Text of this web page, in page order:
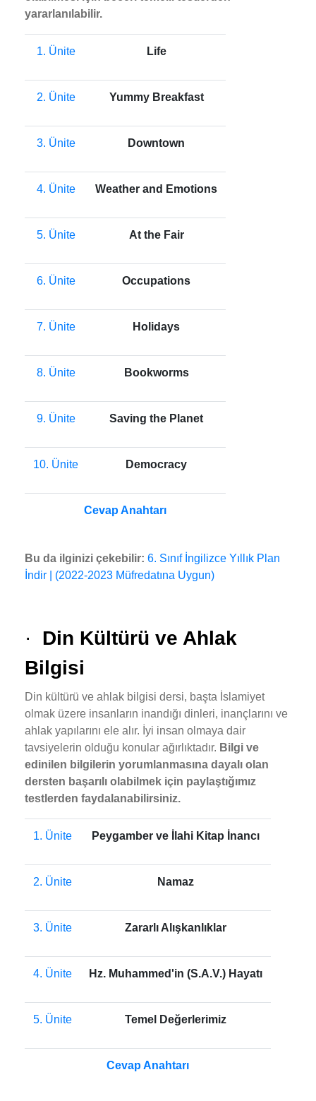
yararlanılabilir.
1. Ünite Life
2. Ünite Yummy Breakfast
3. Ünite Downtown
4. Ünite Weather and Emotions
5. Ünite At the Fair
6. Ünite Occupations
7. Ünite Holidays
8. Ünite Bookworms
9. Ünite Saving the Planet
10. Ünite Democracy
Cevap Anahtarı
Bu da ilginizi çekebilir: 6. Sınıf İngilizce Yıllık Plan
İndir | (2022-2023 Müfredatına Uygun)
· Din Kültürü ve Ahlak
Bilgisi
Din kültürü ve ahlak bilgisi dersi, başta İslamiyet
olmak üzere insanların inandığı dinleri, inançlarını ve
ahlak yapılarını ele alır. İyi insan olmaya dair
tavsiyelerin olduğu konular ağırlıktadır. Bilgi ve
edinilen bilgilerin yorumlanmasına dayalı olan
dersten başarılı olabilmek için paylaştığımız
testlerden faydalanabilirsiniz.
1. Ünite Peygamber ve İlahi Kitap İnancı
2. Ünite Namaz
3. Ünite Zararlı Alışkanlıklar
4. Ünite Hz. Muhammed'in (S.A.V.) Hayatı
5. Ünite Temel Değerlerimiz
Cevap Anahtarı